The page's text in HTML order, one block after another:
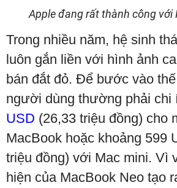
Apple đang rất thành công với
Trong nhiều năm, hệ sinh
luôn gắn liền với hình ảnh
bán đắt đỏ. Để bước vào
người dùng thường phải chi
USD (26,33 triệu đồng) cho
MacBook hoặc khoảng 599
triệu đồng) với Mac mini. Vì
hiện của MacBook Neo tạo